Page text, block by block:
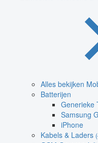
Alles bekijken
Batterijen
Generieke
Samsung
iPhone
Kabels & Laders